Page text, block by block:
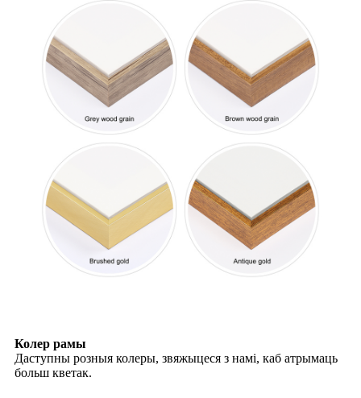
Колер рамы
Даступны розныя колеры, звяжыцеся з намі, каб атрымаць
больш кветак.